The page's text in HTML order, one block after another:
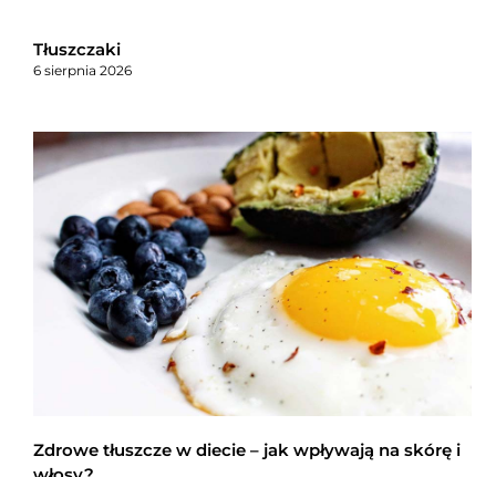
Tłuszczaki
6 sierpnia 2026
Zdrowe tłuszcze w diecie – jak wpływają na skórę i